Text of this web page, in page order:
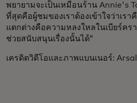
พยายามจะเป็นเหมือนร้าน Annie's
ที่สุดคือผู้ชมของเราต้องเข้าใจว่าเรา
แตกต่างคือความหลงใหลในเบียร์คร
ช่วยสนับสนุนเรื่องนั้นได้”
เครดิตวิดีโอและภาพแบนเนอร์: